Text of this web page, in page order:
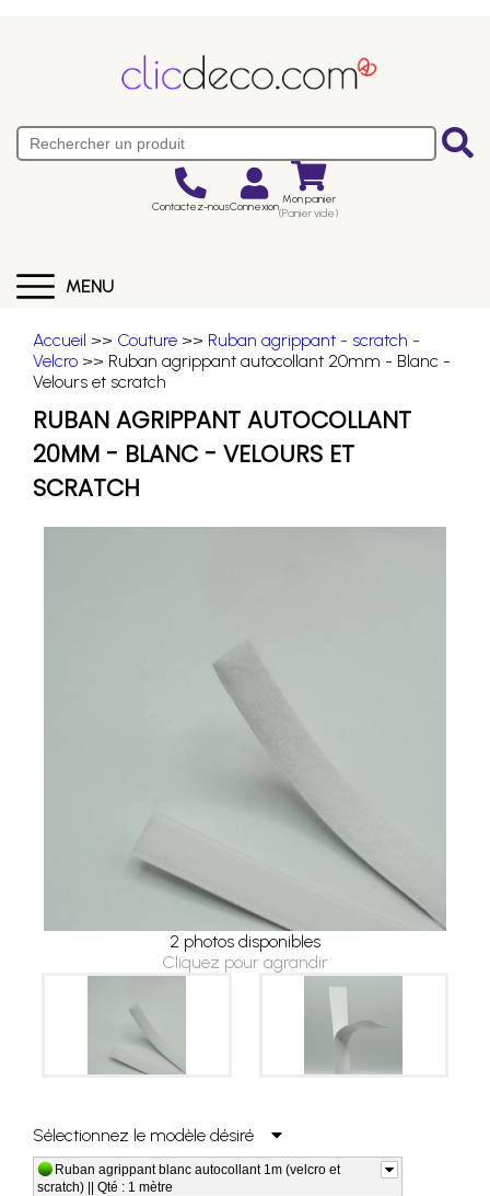
Contactez-nousConnexion Mon panier
(Panier vide)
MENU
Accueil >> Couture >> Ruban agrippant - scratch -
Velcro >> Ruban agrippant autocollant 20mm - Blanc -
Velours et scratch
RUBAN AGRIPPANT AUTOCOLLANT
20MM - BLANC - VELOURS ET
SCRATCH
2 photos disponibles
Cliquez pour agrandir
Sélectionnez le modèle désiré
Ruban agrippant blanc autocollant 1m (velcro et
scratch) || Qté : 1 mètre